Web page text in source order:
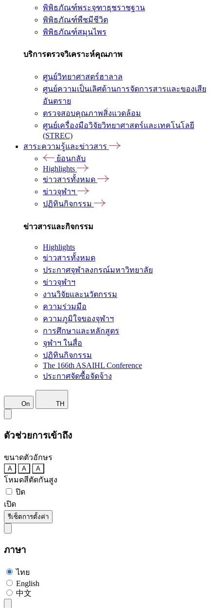
พิพิธภัณฑ์พระจุฑาธุชราชฐาน
พิพิธภัณฑ์พืชมีชีวิต
พิพิธภัณฑ์สมุนไพร
บริการตรวจวิเคราะห์คุณภาพ
ศูนย์วิทยาศาสตร์ฮาลาล
ศูนย์ความเป็นเลิศด้านการจัดการสารและของเสีย
อันตราย
ตรวจสอบคุณภาพสิ่งแวดล้อม
ศูนย์เครื่องมือวิจัยวิทยาศาสตร์และเทคโนโลยี
(STREC)
สาระความรู้และข่าวสาร
ย้อนกลับ
Highlights
ข่าวสารทั้งหมด
ข่าวจุฬาฯ
ปฏิทินกิจกรรม
ข่าวสารและกิจกรรม
Highlights
ข่าวสารทั้งหมด
ประกาศจุฬาลงกรณ์มหาวิทยาลัย
ข่าวจุฬาฯ
งานวิจัยและนวัตกรรม
ความร่วมมือ
ความภูมิใจของจุฬาฯ
การศึกษาและหลักสูตร
จุฬาฯ ในสื่อ
ปฏิทินกิจกรรม
The 166th ASAIHL Conference
ประกาศจัดซื้อจัดจ้าง
On TH
ตัวช่วยการเข้าถึง
ขนาดตัวอักษร
A A A
โหมดสีตัดกันสูง
ปิด
เปิด
รีเซ็ตการตั้งค่า
ภาษา
ไทย
English
中文